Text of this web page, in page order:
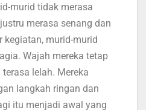
murid tidak merasa
merasa senang dan
kegiatan, murid-murid
Wajah mereka tetap
lelah. Mereka
langkah ringan dan
itu menjadi awal yang